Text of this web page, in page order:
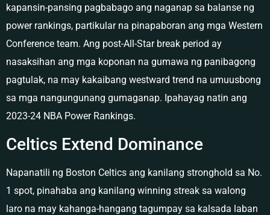
kapansin-pansing pagbabago ang naganap sa balanse ng
power rankings, partikular na pinapaboran ang mga Western
Conference team. Ang post-All-Star break period ay
nasaksihan ang mga koponan na gumawa ng panibagong
pagtulak, na may kakaibang westward trend na umuusbong
sa mga nangungunang gumaganap. Ipahayag natin ang
2023-24 NBA Power Rankings.
Celtics Extend Dominance
Napanatili ng Boston Celtics ang kanilang stronghold sa No.
1 spot, pinahaba ang kanilang winning streak sa walong
laro na may kahanga-hangang tagumpay sa kalsada laban